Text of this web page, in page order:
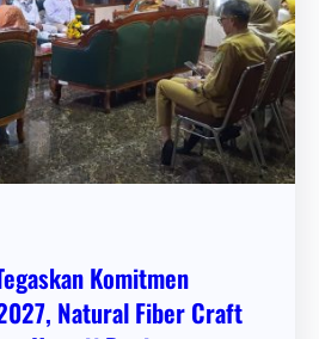
Komitmen
Natural Fiber Craft